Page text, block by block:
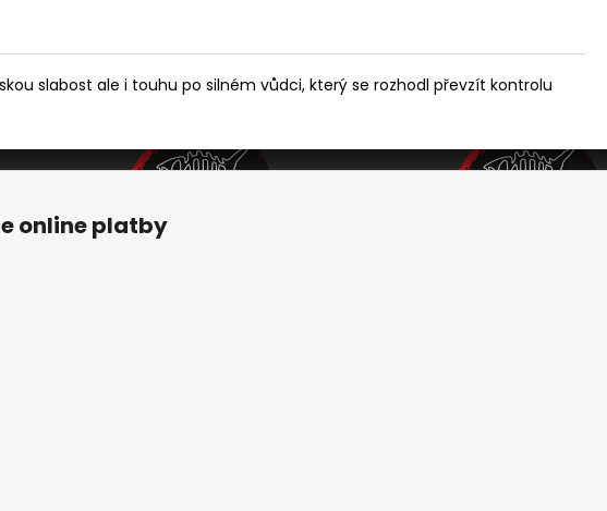
slabost ale i touhu po silném vůdci, který se rozhodl převzít kontrolu
online platby